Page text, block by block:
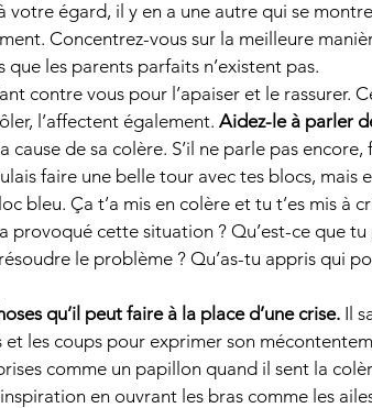
égard, il y en a une autre qui se montre
Concentrez-vous sur la meilleure
les parents parfaits n’existent pas.
contre vous pour l’apaiser et le rassurer.
l’affectent également. Aidez-le à parler
cause de sa colère. S’il ne parle pas encore,
faire une belle tour avec tes blocs, mais
Ça t’a mis en colère et tu t’es mis à
provoqué cette situation ? Qu’est-ce que
le problème ? Qu’as-tu appris qui
qu’il peut faire à la place d’une crise. Il
et les coups pour exprimer son
comme un papillon quand il sent la
en ouvrant les bras comme les